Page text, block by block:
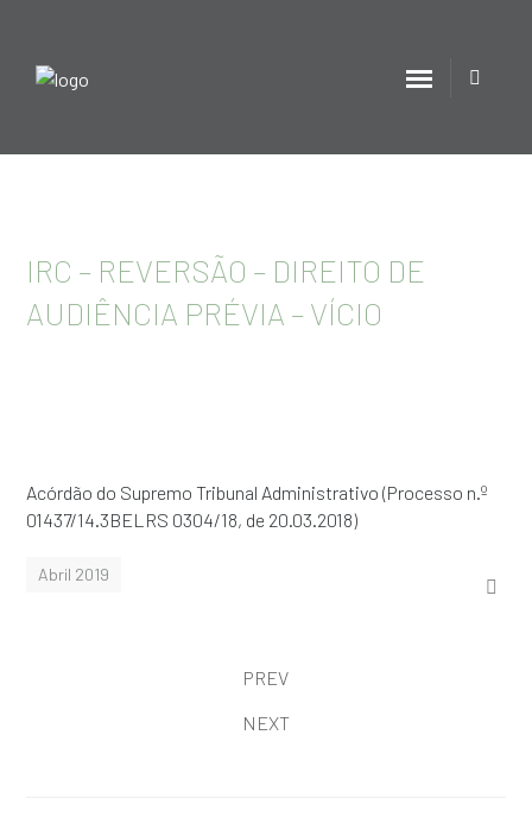
IRC – REVERSÃO – DIREITO DE
AUDIÊNCIA PRÉVIA – VÍCIO
Acórdão do Supremo Tribunal Administrativo (Processo n.º
01437/14.3BELRS 0304/18, de 20.03.2018)
Abril 2019
PREV
NEXT